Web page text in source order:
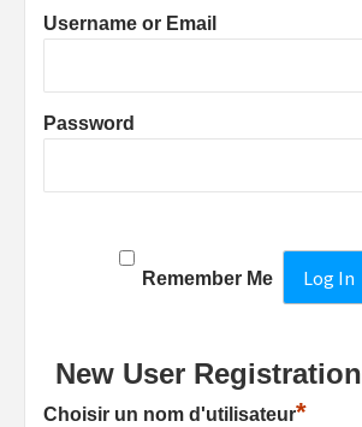
Username or Email
Password
Remember Me
New User Registration
Choisir un nom d'utilisateur*